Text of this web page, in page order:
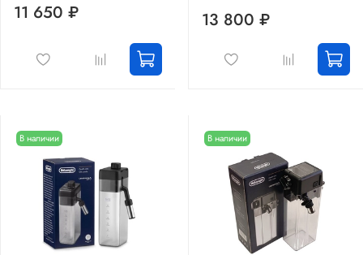
11 650 ₽ 13 800 ₽
В наличии В наличии